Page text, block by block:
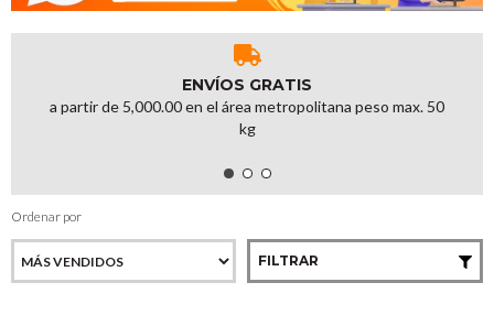
ENVÍOS GRATIS
a partir de 5,000.00 en el área metropolitana peso max. 50
kg
Ordenar por
FILTRAR